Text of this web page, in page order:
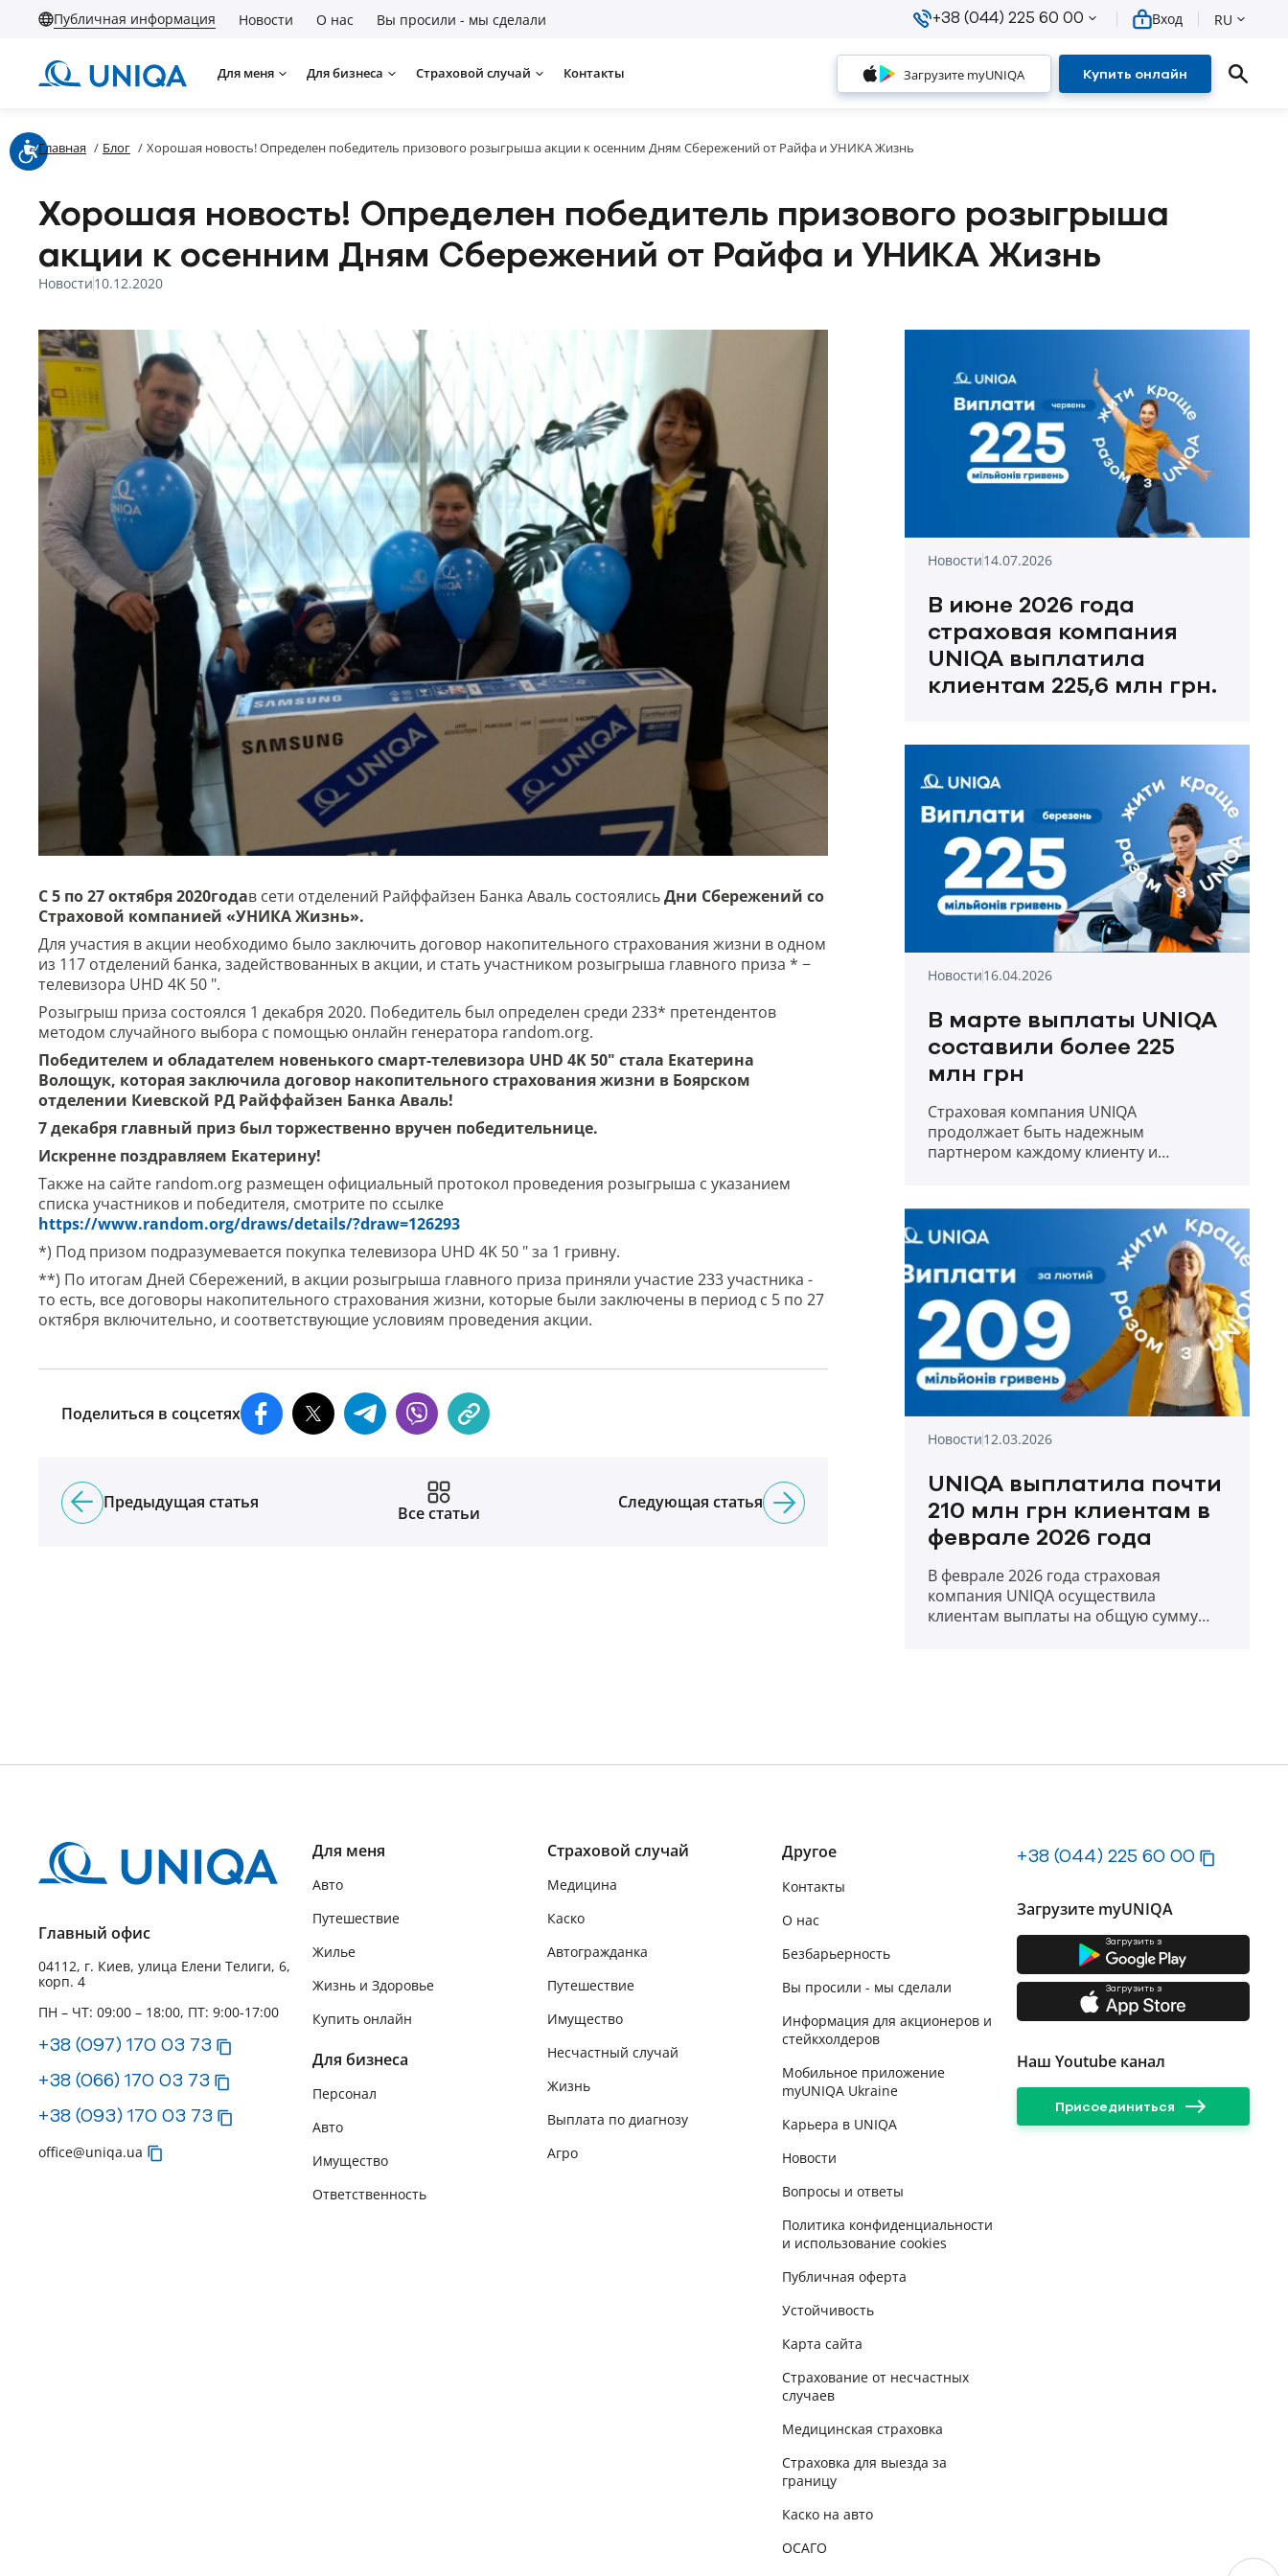
Публичная информация Новости О нас Вы просили - мы сделали +38 (044) 225 60 00 Вход RU
Для меня Для бизнеса Страховой случай Контакты Загрузите myUNIQA Купить онлайн
Главная / Блог / Хорошая новость! Определен победитель призового розыгрыша акции к осенним Дням Сбережений от Райфа и УНИКА Жизнь
Хорошая новость! Определен победитель призового розыгрыша
акции к осенним Дням Сбережений от Райфа и УНИКА Жизнь
Новости10.12.2020
С 5 по 27 октября 2020годав сети отделений Райффайзен Банка Аваль состоялисьДни Сбережений со
Страховой компанией «УНИКА Жизнь».
Для участия в акции необходимо было заключить договор накопительного страхования жизни в одном
из 117 отделений банка, задействованных в акции, и стать участником розыгрыша главного приза * −
телевизора UHD 4K 50 ".
Розыгрыш приза состоялся 1 декабря 2020. Победитель был определен среди 233* претендентов
методом случайного выбора с помощью онлайн генератора random.org.
Победителем и обладателем новенького смарт-телевизора UHD 4K 50" стала Екатерина
Волощук, которая заключила договор накопительного страхования жизни в Боярском
отделении Киевской РД Райффайзен Банка Аваль!
7 декабря главный приз был торжественно вручен победительнице.
Искренне поздравляем Екатерину!
Также на сайте random.org размещен официальный протокол проведения розыгрыша с указанием
списка участников и победителя, смотрите по ссылке
https://www.random.org/draws/details/?draw=126293
*) Под призом подразумевается покупка телевизора UHD 4K 50 " за 1 гривну.
**) По итогам Дней Сбережений, в акции розыгрыша главного приза приняли участие 233 участника -
то есть, все договоры накопительного страхования жизни, которые были заключены в период с 5 по 27
октября включительно, и соответствующие условиям проведения акции.
Поделиться в соцсетях
Предыдущая статья
Все статьи
Следующая статья
Новости14.07.2026
В июне 2026 года
страховая компания
UNIQA выплатила
клиентам 225,6 млн грн.
Новости16.04.2026
В марте выплаты UNIQA
составили более 225
млн грн
Страховая компания UNIQA
продолжает быть надежным
партнером каждому клиенту и
Новости12.03.2026
UNIQA выплатила почти
210 млн грн клиентам в
феврале 2026 года
В феврале 2026 года страховая
компания UNIQA осуществила
клиентам выплаты на общую сумму
Главный офис
04112, г. Киев, улица Елени Телиги, 6,
корп. 4
ПН – ЧТ: 09:00 – 18:00, ПТ: 9:00-17:00
+38 (097) 170 03 73
+38 (066) 170 03 73
+38 (093) 170 03 73
office@uniqa.ua
Для меня
Авто
Путешествие
Жилье
Жизнь и Здоровье
Купить онлайн
Для бизнеса
Персонал
Авто
Имущество
Ответственность
Страховой случай
Медицина
Каско
Автогражданка
Путешествие
Имущество
Несчастный случай
Жизнь
Выплата по диагнозу
Агро
Другое
Контакты
О нас
Безбарьерность
Вы просили - мы сделали
Информация для акционеров и
стейкхолдеров
Мобильное приложение
myUNIQA Ukraine
Карьера в UNIQA
Новости
Вопросы и ответы
Политика конфиденциальности
и использование cookies
Публичная оферта
Устойчивость
Карта сайта
Страхование от несчастных
случаев
Медицинская страховка
Страховка для выезда за
границу
Каско на авто
ОСАГО
+38 (044) 225 60 00
Загрузите myUNIQA
Загрузить з
Загрузить з
Наш Youtube канал
Присоединиться